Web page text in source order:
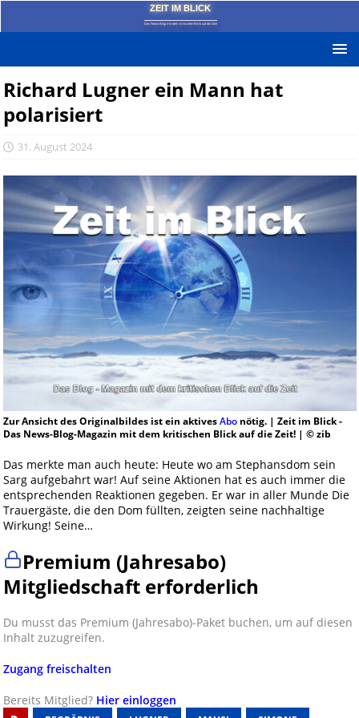
ZEIT IM BLICK
Das News-Blog mit dem kritischen Blick auf die Zeit!
Richard Lugner ein Mann hat
polarisiert
31. August 2024
Zur Ansicht des Originalbildes ist ein aktivesAbonötig. | Zeit im Blick -
Das News-Blog-Magazin mit dem kritischen Blick auf die Zeit! | © zib
Das merkte man auch heute: Heute wo am Stephansdom sein
Sarg aufgebahrt war! Auf seine Aktionen hat es auch immer die
entsprechenden Reaktionen gegeben. Er war in aller Munde Die
Trauergäste, die den Dom füllten, zeigten seine nachhaltige
Wirkung! Seine…
Premium (Jahresabo)
Mitgliedschaft erforderlich
Du musst das Premium (Jahresabo)-Paket buchen, um auf diesen
Inhalt zuzugreifen.
Zugang freischalten
Bereits Mitglied? Hier einloggen